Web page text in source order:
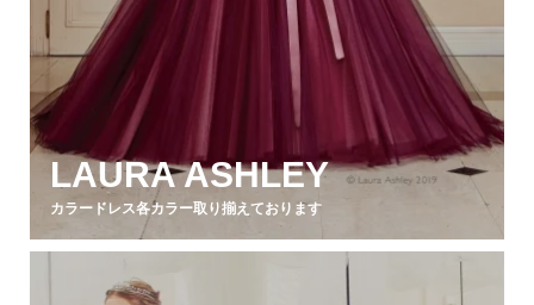
LAURA ASHLEY
カラードレス各カラー取り揃えております